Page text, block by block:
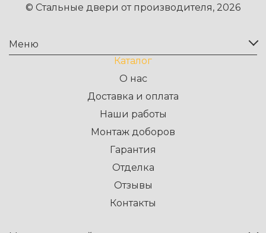
© Стальные двери от производителя, 2026
Меню
Каталог
О нас
Доставка и оплата
Наши работы
Монтаж доборов
Гарантия
Отделка
Отзывы
Контакты